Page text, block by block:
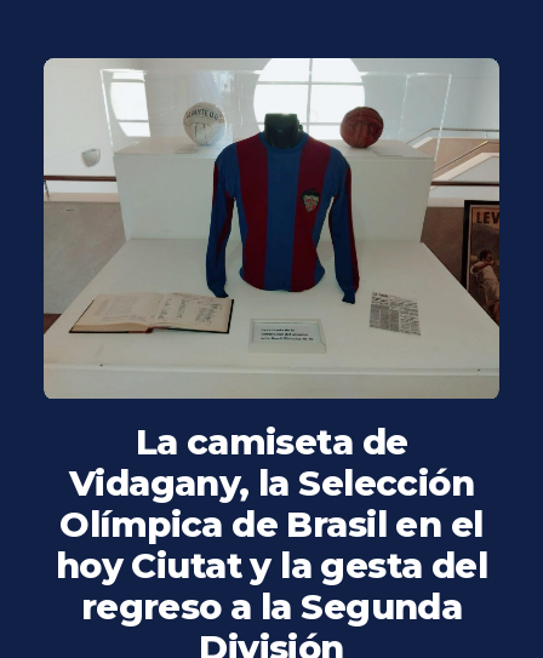
La camiseta de
Vidagany, la Selección
Olímpica de Brasil en el
hoy Ciutat y la gesta del
regreso a la Segunda
División